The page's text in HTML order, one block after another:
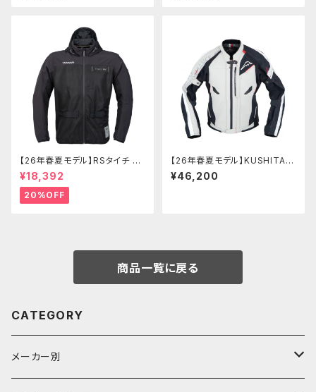
【26年春夏モデル】RSタイチ RS
J334 エアーフリップパーカ
¥18,392
20%OFF
【26年春夏モデル】KUSHITANI
K-2452 コンテンドジャケット
¥46,200
商品一覧に戻る
CATEGORY
メーカー別